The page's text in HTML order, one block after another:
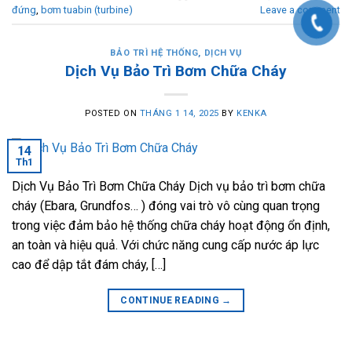
đứng bơm tuabin (turbine) Leave a comment
BẢO TRÌ HỆ THỐNG, DỊCH VỤ
Dịch Vụ Bảo Trì Bơm Chữa Cháy
POSTED ON THÁNG 1 14, 2025 BY KENKA
14
Th1
Dịch Vụ Bảo Trì Bơm Chữa Cháy Dịch vụ bảo trì bơm chữa
cháy (Ebara, Grundfos… ) đóng vai trò vô cùng quan trọng
trong việc đảm bảo hệ thống chữa cháy hoạt động ổn định,
an toàn và hiệu quả. Với chức năng cung cấp nước áp lực
cao để dập tắt đám cháy, […]
CONTINUE READING →